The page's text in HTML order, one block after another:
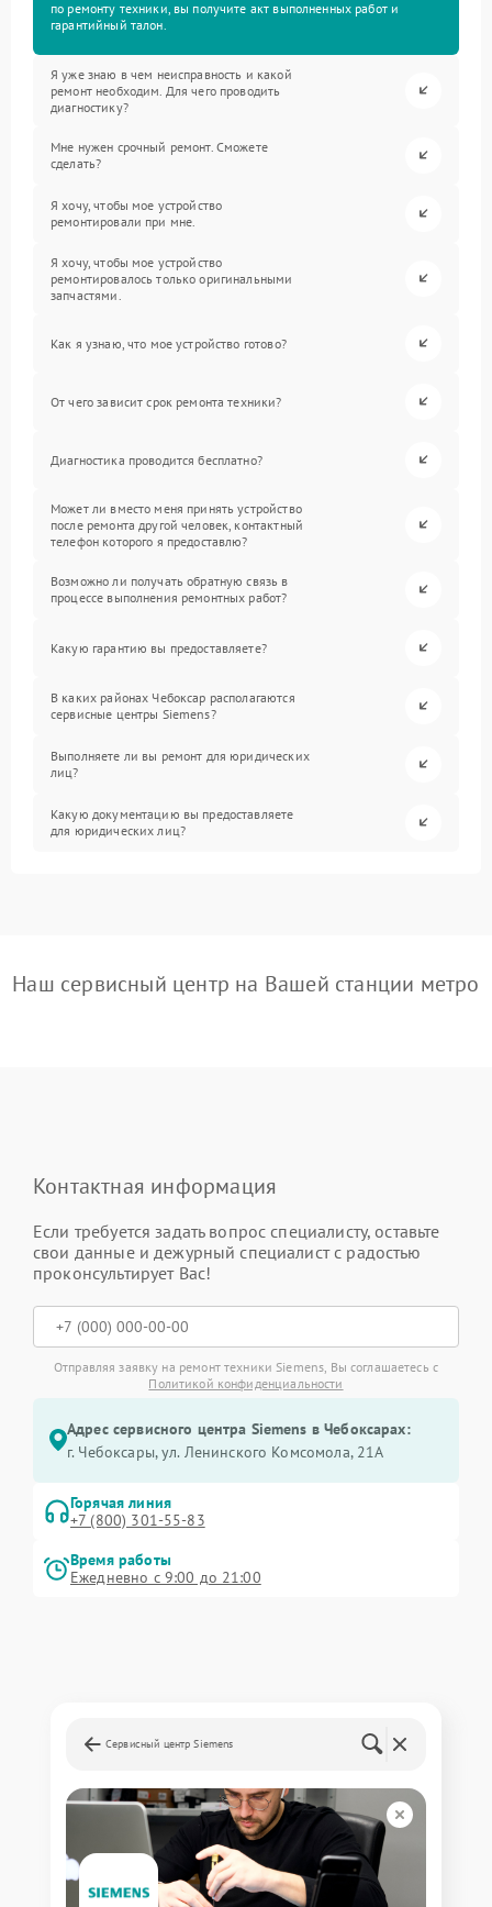
по ремонту техники, вы получите акт выполненных работ и
гарантийный талон.
Я уже знаю в чем неисправность и какой
ремонт необходим. Для чего проводить
диагностику?
Мне нужен срочный ремонт. Сможете
сделать?
Я хочу, чтобы мое устройство
ремонтировали при мне.
Я хочу, чтобы мое устройство
ремонтировалось только оригинальными
запчастями.
Как я узнаю, что мое устройство готово?
От чего зависит срок ремонта техники?
Диагностика проводится бесплатно?
Может ли вместо меня принять устройство
после ремонта другой человек, контактный
телефон которого я предоставлю?
Возможно ли получать обратную связь в
процессе выполнения ремонтных работ?
Какую гарантию вы предоставляете?
В каких районах Чебоксар располагаются
сервисные центры Siemens?
Выполняете ли вы ремонт для юридических
лиц?
Какую документацию вы предоставляете
для юридических лиц?
Наш сервисный центр на Вашей станции метро
Контактная информация
Если требуется задать вопрос специалисту, оставьте
свои данные и дежурный специалист с радостью
проконсультирует Вас!
Отправляя заявку на ремонт техники Siemens, Вы соглашаетесь с
Политикой конфиденциальности
Адрес сервисного центра Siemens в Чебоксарах:
г. Чебоксары, ул. Ленинского Комсомола, 21А
Горячая линия
+7 (800) 301-55-83
Время работы
Ежедневно с 9:00 до 21:00
Сервисный центр Siemens